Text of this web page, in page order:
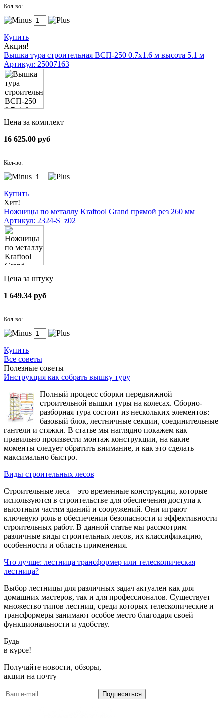
Кол-во:
Купить
Акция!
Вышка тура строительная ВСП-250 0.7х1.6 м высота 5.1 м
Артикул: 25007163
Цена за комплект
16 625.00 руб
Кол-во:
Купить
Хит!
Ножницы по металлу Kraftool Grand прямой рез 260 мм
Артикул: 2324-S_z02
Цена за штуку
1 649.34 руб
Кол-во:
Купить
Все советы
Полезные советы
Инструкция как собрать вышку туру
Полный процесс сборки передвижной
строительной вышки туры на колесах. Сборно-
разборная тура состоит из нескольких элементов:
базовый блок, лестничные секции, соединительные
гантели и стяжки. В статье мы наглядно покажем как
правильно произвести монтаж конструкции, на какие
моменты следует обратить внимание, и как это сделать
максимально быстро.
Виды строительных лесов
Строительные леса – это временные конструкции, которые
используются в строительстве для обеспечения доступа к
высотным частям зданий и сооружений. Они играют
ключевую роль в обеспечении безопасности и эффективности
строительных работ. В данной статье мы рассмотрим
различные виды строительных лесов, их классификацию,
особенности и область применения.
Что лучше: лестница трансформер или телескопическая
лестница?
Выбор лестницы для различных задач актуален как для
домашних мастеров, так и для профессионалов. Существует
множество типов лестниц, среди которых телескопические и
трансформеры занимают особое место благодаря своей
функциональности и удобству.
Будь
в курсе!
Получайте новости, обзоры,
акции на почту